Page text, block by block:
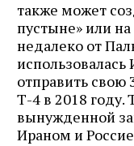
также может
пустыне» или
недалеко от
отправить
Т-4 в 2018 году.
вынужденной
Ираном и